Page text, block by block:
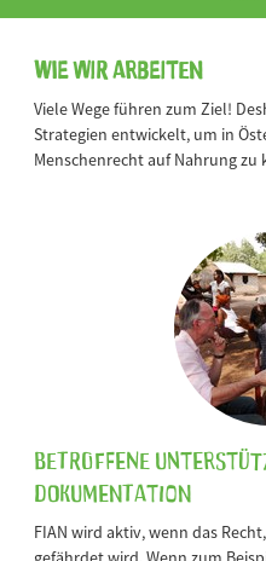
Wie wir arbeiten
Viele Wege führen zum Ziel!
Strategien entwickelt, um in
Menschenrecht auf Nahrung zu
Betroffene
Dokumentation
FIAN wird aktiv, wenn das